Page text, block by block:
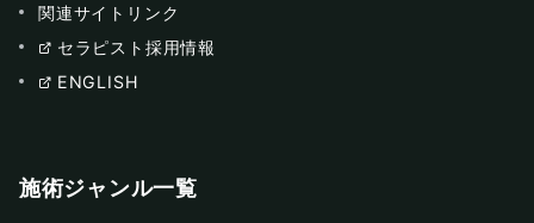
関連サイトリンク
セラピスト採用情報
ENGLISH
施術ジャンル一覧